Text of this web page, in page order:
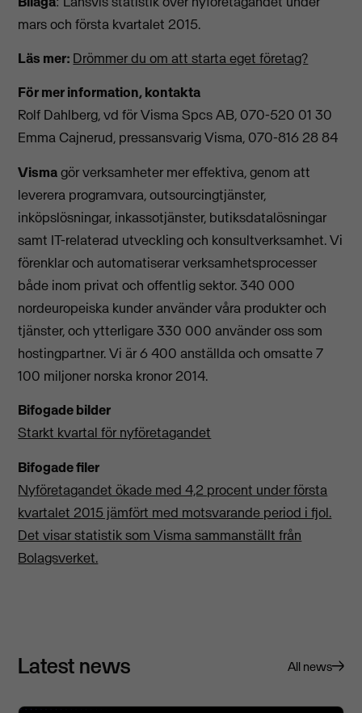
mars och första kvartalet 2015.
Läs mer: Drömmer du om att starta eget företag?
För mer information, kontakta
Rolf Dahlberg, vd för Visma Spcs AB, 070-520 01 30
Emma Cajnerud, pressansvarig Visma, 070-816 28 84
Vismagör verksamheter mer effektiva, genom att
leverera programvara, outsourcingtjänster,
inköpslösningar, inkassotjänster, butiksdatalösningar
samt IT-relaterad utveckling och konsultverksamhet. Vi
förenklar och automatiserar verksamhetsprocesser
både inom privat och offentlig sektor. 340 000
nordeuropeiska kunder använder våra produkter och
tjänster, och ytterligare 330 000 använder oss som
hostingpartner. Vi är 6 400 anställda och omsatte 7
100 miljoner norska kronor 2014.
Bifogade bilder
Starkt kvartal för nyföretagandet
Bifogade filer
Nyföretagandet ökade med 4,2 procent under första
kvartalet 2015 jämfört med motsvarande period i fjol.
Det visar statistik som Visma sammanställt från
Bolagsverket.
Latest news All news